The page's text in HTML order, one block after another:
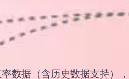
数据（含历史数据支持），